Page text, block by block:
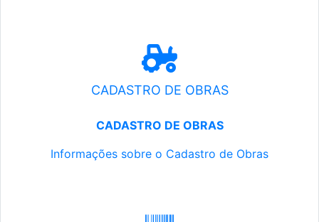
CADASTRO DE OBRAS
CADASTRO DE OBRAS
Informações sobre o Cadastro de Obras